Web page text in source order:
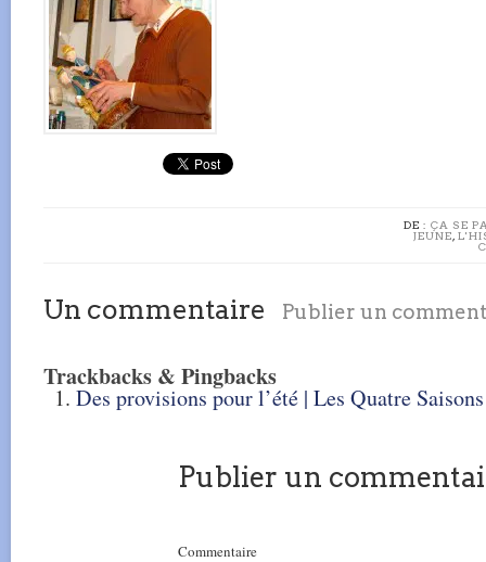
DE : ÇA SE
JEUNE,
Un commentaire Publier un
Trackbacks & Pingbacks
Des provisions pour l’été | Les Quatre Saisons
Publier un
Commentaire